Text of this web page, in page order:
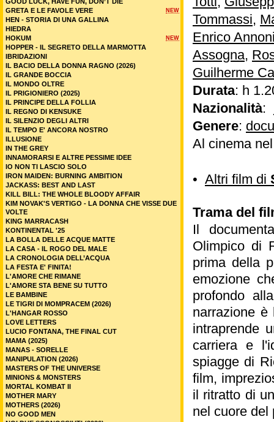
Tommassi,
Enrico
Assogna,
Guilherme
Durata: h
Nazionalità:
Genere:
Al cinema
• Altri film di
Trama del
Il
Olimpico di
prima della
emozione
profondo
narrazione è
intraprende
carriera e
spiagge di
film,
il ritratto di
nel cuore del
NEW
GRETA E LE FAVOLE VERE
HEN - STORIA DI UNA GALLINA
HIEDRA
NEW
HOKUM
HOPPER - IL SEGRETO DELLA MARMOTTA
IBRIDAZIONI
IL BACIO DELLA DONNA RAGNO (2026)
IL GRANDE BOCCIA
IL MONDO OLTRE
IL PRIGIONIERO (2025)
IL PRINCIPE DELLA FOLLIA
IL REGNO DI KENSUKE
IL SILENZIO DEGLI ALTRI
IL TEMPO E' ANCORA NOSTRO
ILLUSIONE
IN THE GREY
INNAMORARSI E ALTRE PESSIME IDEE
IO NON TI LASCIO SOLO
IRON MAIDEN: BURNING AMBITION
JACKASS: BEST AND LAST
KILL BILL: THE WHOLE BLOODY AFFAIR
KIM NOVAK'S VERTIGO - LA DONNA CHE VISSE DUE
VOLTE
KING MARRACASH
KONTINENTAL '25
LA BOLLA DELLE ACQUE MATTE
LA CASA - IL ROGO DEL MALE
LA CRONOLOGIA DELL’ACQUA
LA FESTA E' FINITA!
L'AMORE CHE RIMANE
L'AMORE STA BENE SU TUTTO
LE BAMBINE
LE TIGRI DI MOMPRACEM (2026)
L'HANGAR ROSSO
LOVE LETTERS
LUCIO FONTANA, THE FINAL CUT
MAMA (2025)
MANAS - SORELLE
MANIPULATION (2026)
MASTERS OF THE UNIVERSE
MINIONS & MONSTERS
MORTAL KOMBAT II
MOTHER MARY
MOTHERS (2026)
NO GOOD MEN